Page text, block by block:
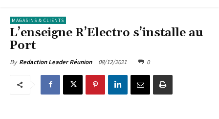
MAGASINS & CLIENTS
L’enseigne R’Electro s’installe au
Port
By Redaction Leader Réunion 08/12/2021 0